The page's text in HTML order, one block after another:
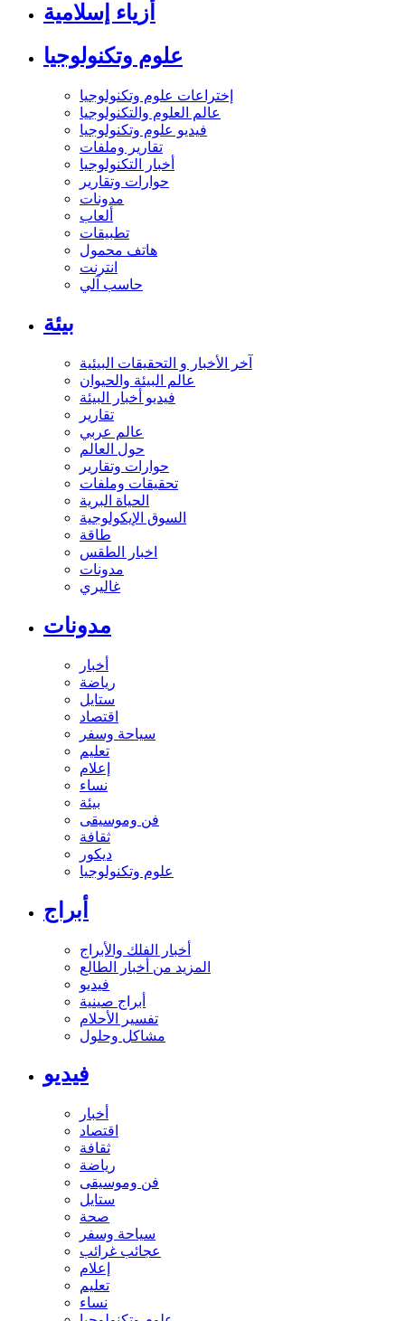
أزياء إسلامية
علوم وتكنولوجيا
إختراعات علوم وتكنولوجيا
عالم العلوم والتكنولوجيا
فيديو علوم وتكنولوجيا
تقارير وملفات
أخبار التكنولوجيا
حوارات وتقارير
مدونات
ألعاب
تطبيقات
هاتف محمول
انترنت
حاسب آلي
بيئة
آخر الأخبار و التحقيقات البيئية
عالم البيئة والحيوان
فيديو أخبار البيئة
تقارير
عالم عربي
حول العالم
حوارات وتقارير
تحقيقات وملفات
الحياة البرية
السوق الإيكولوجية
طاقة
اخبار الطقس
مدونات
غاليري
مدونات
أخبار
رياضة
ستايل
اقتصاد
سياحة وسفر
تعليم
إعلام
نساء
بيئة
فن وموسيقى
ثقافة
ديكور
علوم وتكنولوجيا
أبراج
أخبار الفلك والأبراج
المزيد من أخبار الطالع
فيديو
أبراج صينية
تفسير الأحلام
مشاكل وحلول
فيديو
أخبار
اقتصاد
ثقافة
رياضة
فن وموسيقى
ستايل
صحة
سياحة وسفر
عجائب غرائب
إعلام
تعليم
نساء